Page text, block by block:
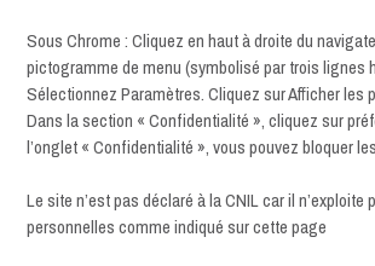
Sous Chrome : Cliquez en haut à droite du
pictogramme de menu (symbolisé par trois lignes
Sélectionnez Paramètres. Cliquez sur Afficher les
Dans la section « Confidentialité », cliquez sur
l’onglet « Confidentialité », vous pouvez bloquer
Le site n’est pas déclaré à la CNIL car il n’exploite
personnelles comme indiqué sur cette page